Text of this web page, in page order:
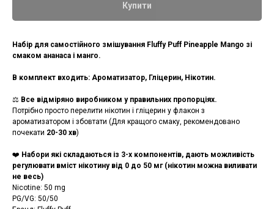
Купити
Набір для самостійного змішування Fluffy Puff Pineapple Mango зі
смаком ананаса і манго.
В комплект входить: Ароматизатор, Гліцерин, Нікотин.
⚖️ Все відміряно виробником у правильних пропорціях.
Потрібно просто перелити нікотин і гліцерин у флакон з
ароматизатором і збовтати (Для кращого смаку, рекомендовано
почекати 20-30 хв)
❤️ Набори які складаються із 3-х компонентів, дають можливість
регулювати вміст нікотину від 0 до 50 мг (нікотин можна виливати
не весь)
Nicotine: 50 mg
PG/VG: 50/50